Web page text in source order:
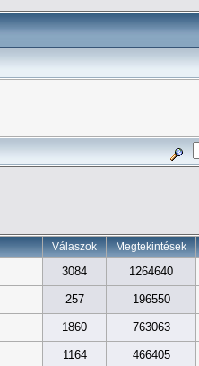
Válaszok Megtekintések
3084 1264640
257 196550
1860 763063
1164 466405